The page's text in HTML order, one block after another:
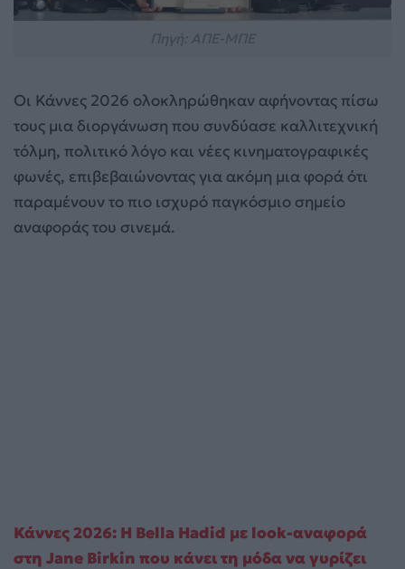
Οι Κάννες 2026 ολοκληρώθηκαν αφήνοντας πίσω
τους μια διοργάνωση που συνδύασε καλλιτεχνική
τόλμη, πολιτικό λόγο και νέες κινηματογραφικές
φωνές, επιβεβαιώνοντας για ακόμη μια φορά ότι
παραμένουν το πιο ισχυρό παγκόσμιο σημείο
αναφοράς του σινεμά.
Κάννες 2026: Η Bella Hadid με look-αναφορά
στη Jane Birkin που κάνει τη μόδα να γυρίζει